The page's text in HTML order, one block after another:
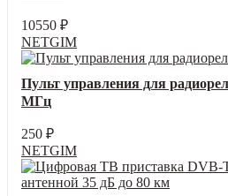
10550 ₽
NETGIM
Пульт управления для
МГц
250 ₽
NETGIM